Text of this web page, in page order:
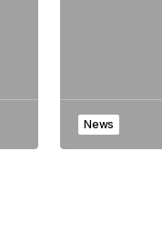
News